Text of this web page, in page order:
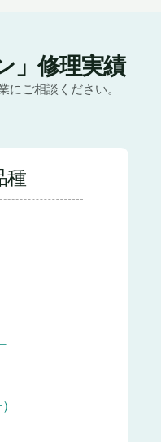
」修理実績
ご相談ください。
種